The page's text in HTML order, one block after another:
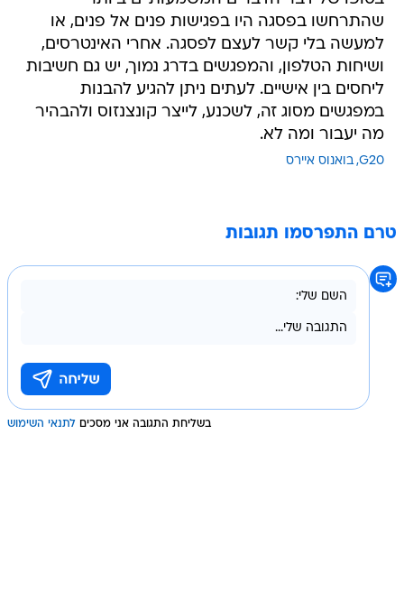
שהתרחשו בפסגה היו בפגישות פנים אל פנים, או
למעשה בלי קשר לעצם לפסגה. אחרי האינטרסים,
ושיחות הטלפון, והמפגשים בדרג נמוך, יש גם חשיבות
ליחסים בין אישיים. לעתים ניתן להגיע להבנות
במפגשים מסוג זה, לשכנע, לייצר קונצנזוס ולהבהיר
מה יעבור ומה לא.
G20 בואנוס איירס
טרם התפרסמו תגובות
בשליחת התגובה אני מסכים לתנאי השימוש